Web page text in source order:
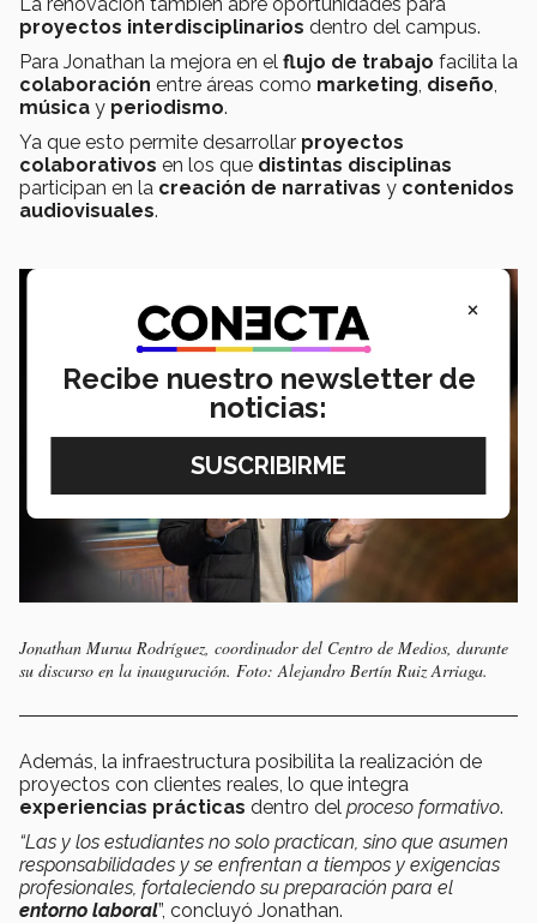
La renovación también abre oportunidades para
proyectos interdisciplinarios dentro del campus.
Para Jonathan la mejora en el flujo de trabajo facilita la
colaboración entre áreas como marketing, diseño,
música y periodismo.
Ya que esto permite desarrollar proyectos
colaborativos en los que distintas disciplinas
participan en la creación de narrativas y contenidos
audiovisuales.
Jonathan Murua Rodríguez, coordinador del Centro de Medios, durante
su discurso en la inauguración. Foto: Alejandro Bertín Ruiz Arriaga.
Además, la infraestructura posibilita la realización de
proyectos con clientes reales, lo que integra
experiencias prácticas dentro del proceso formativo.
“Las y los estudiantes no solo practican, sino que asumen
responsabilidades y se enfrentan a tiempos y exigencias
profesionales, fortaleciendo su preparación para el
entorno laboral”, concluyó Jonathan.
×
Recibe nuestro newsletter de
noticias: